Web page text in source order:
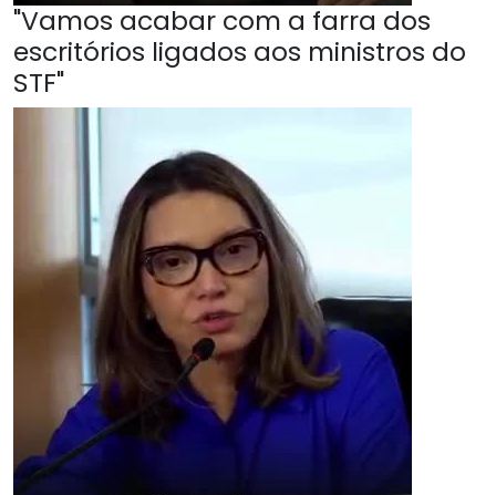
"Vamos acabar com a farra dos
escritórios ligados aos ministros do
STF"